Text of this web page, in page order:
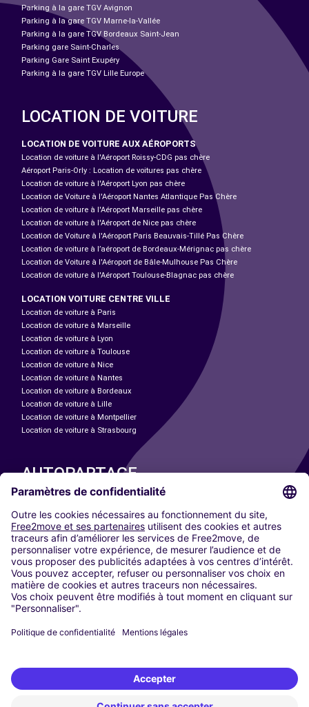
Parking à la gare TGV Avignon
Parking à la gare TGV Marne-la-Vallée
Parking à la gare TGV Bordeaux Saint-Jean
Parking gare Saint-Charles
Parking Gare Saint Exupéry
Parking à la gare TGV Lille Europe
LOCATION DE VOITURE
LOCATION DE VOITURE AUX AÉROPORTS
Location de voiture à l'Aéroport Roissy-CDG pas chère
Aéroport Paris-Orly : Location de voitures pas chère
Location de voiture à l'Aéroport Lyon pas chère
Location de Voiture à l'Aéroport Nantes Atlantique Pas Chère
Location de voiture à l'Aéroport Marseille pas chère
Location de voiture à l'Aéroport de Nice pas chère
Location de Voiture à l'Aéroport Paris Beauvais-Tillé Pas Chère
Location de voiture à l’aéroport de Bordeaux-Mérignac pas chère
Location de Voiture à l'Aéroport de Bâle-Mulhouse Pas Chère
Location de voiture à l'Aéroport Toulouse-Blagnac pas chère
LOCATION VOITURE CENTRE VILLE
Location de voiture à Paris
Location de voiture à Marseille
Location de voiture à Lyon
Location de voiture à Toulouse
Location de voiture à Nice
Location de voiture à Nantes
Location de voiture à Bordeaux
Location de voiture à Lille
Location de voiture à Montpellier
Location de voiture à Strasbourg
AUTOPARTAGE
Paris
Madrid
Washington DC
Milan
Rome
Turin
Vienne
Berlin
Düsseldorf